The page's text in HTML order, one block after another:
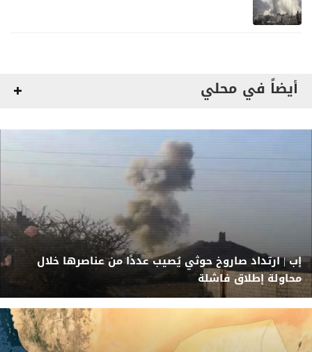
أيضاً في محلي
إب | ارتداد صاروخ حوثي يُصيب عددًا من عناصرها خلال
محاولة إطلاق فاشلة